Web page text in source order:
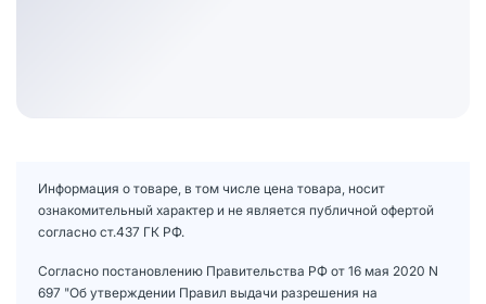
Информация о товаре, в том числе цена товара, носит
ознакомительный характер и не является публичной офертой
согласно ст.437 ГК РФ.
Согласно постановлению Правительства РФ от 16 мая 2020 N
697 "Об утверждении Правил выдачи разрешения на